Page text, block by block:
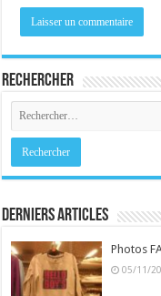
Rechercher
Derniers Articles
Photos
05/11/